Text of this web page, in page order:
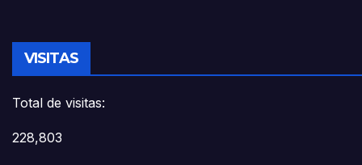
VISITAS
Total de visitas:
228,803